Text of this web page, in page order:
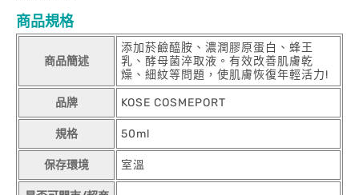
商品規格
商品簡述
添加菸鹼醯胺、濃潤膠原蛋白、蜂王
乳、酵母菌淬取液。有效改善肌膚乾
燥、細紋等問題，使肌膚恢復年輕活力!
品牌 KOSE COSMEPORT
規格 50ml
保存環境 室溫